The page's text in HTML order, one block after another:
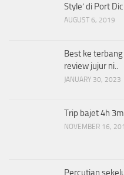
Style’ di Port
AUGUST 6, 2019
Best ke
review jujur ni..
JANUARY 30, 2023
Trip bajet 4h
NOVEMBER 16,
Percutian